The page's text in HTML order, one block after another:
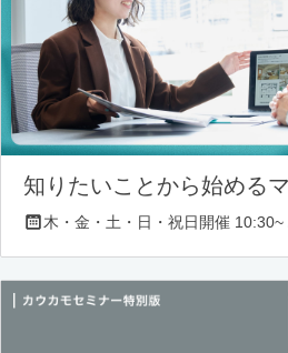
知りたいことから始める